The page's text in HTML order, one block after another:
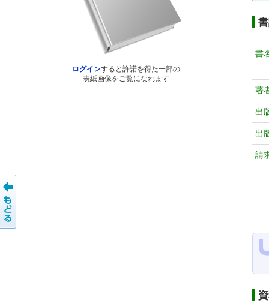
ログインすると許諾を得た一部の
表紙画像をご覧になれます
書
著
出
出
請